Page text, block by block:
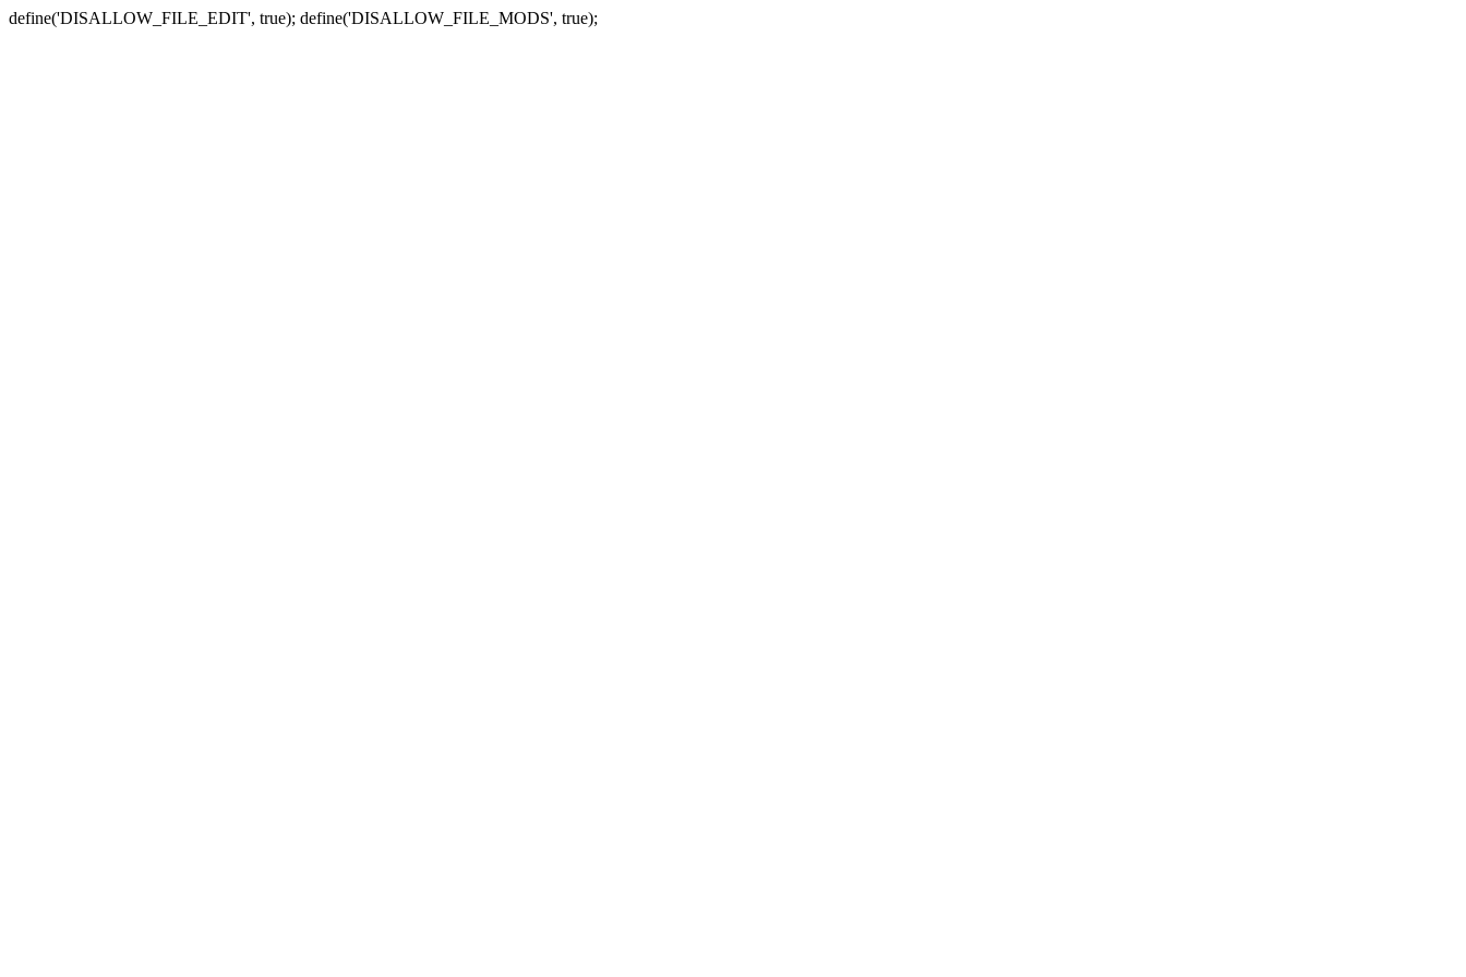
define('DISALLOW_FILE_EDIT', true); define('DISALLOW_FILE_MODS', true);